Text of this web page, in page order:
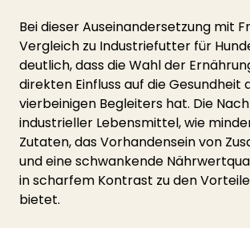
Bei dieser Auseinandersetzung mit
Vergleich zu Industriefutter für
deutlich, dass die Wahl der
direkten Einfluss auf die Gesundheit
vierbeinigen Begleiters hat. Die
industrieller Lebensmittel, wie
Zutaten, das Vorhandensein von
und eine schwankende
in scharfem Kontrast zu den
bietet.